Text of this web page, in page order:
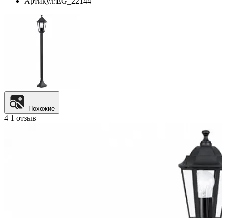
Похожие
4 1 отзыв